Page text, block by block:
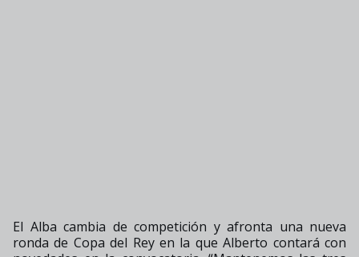
El Alba cambia de competición y afronta una nueva
ronda de Copa del Rey en la que Alberto contará con